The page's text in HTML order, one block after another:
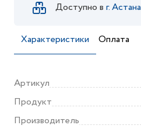
Доступно в г. Астана
Характеристики Оплата
Артикул
Продукт
Производитель